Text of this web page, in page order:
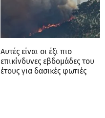
Αυτές είναι οι έξι πιο
επικίνδυνες εβδομάδες του
έτους για δασικές φωτιές